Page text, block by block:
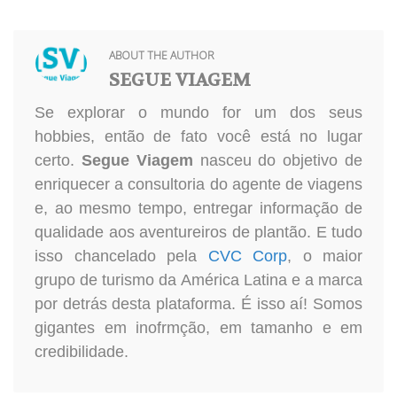
ABOUT THE AUTHOR
SEGUE VIAGEM
Se explorar o mundo for um dos seus
hobbies, então de fato você está no lugar
certo. Segue Viagem nasceu do objetivo de
enriquecer a consultoria do agente de viagens
e, ao mesmo tempo, entregar informação de
qualidade aos aventureiros de plantão. E tudo
isso chancelado pela CVC Corp, o maior
grupo de turismo da América Latina e a marca
por detrás desta plataforma. É isso aí! Somos
gigantes em inofrmção, em tamanho e em
credibilidade.